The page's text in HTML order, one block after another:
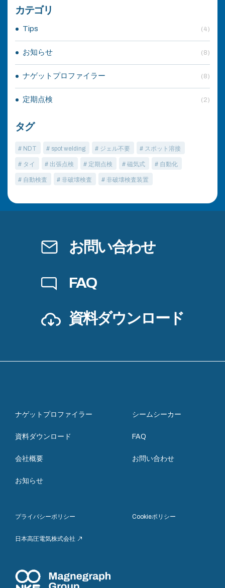
カテゴリ
Tips (4)
お知らせ (8)
ナゲットプロファイラー (8)
定期点検 (2)
タグ
# NDT # spot welding # ジェル不要 # スポット溶接
# タイ # 出張点検 # 定期点検 # 磁気式 # 自動化
# 自動検査 # 非破壊検査 # 非破壊検査装置
お問い合わせ
FAQ
資料ダウンロード
ナゲットプロファイラー シームシーカー
資料ダウンロード FAQ
会社概要 お問い合わせ
お知らせ
プライバシーポリシー Cookieポリシー
日本高圧電気株式会社